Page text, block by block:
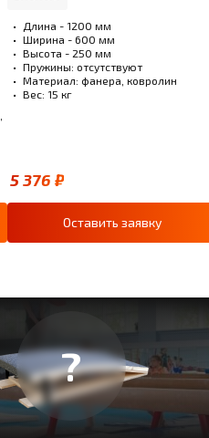
Длина - 1200 мм
Ширина - 600 мм
Высота - 250 мм
Пружины: отсутствуют
Материал: фанера, ковролин
Вес: 15 кг
5 376 ₽
Оставить заявку